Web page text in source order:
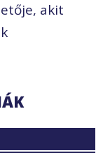
akit